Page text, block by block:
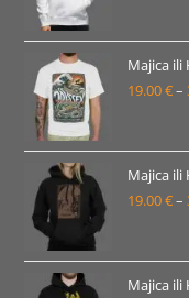
Majica ili
19.00€–
Majica ili
19.00€–
Majica ili